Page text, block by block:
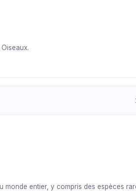
entier, y compris des espèces